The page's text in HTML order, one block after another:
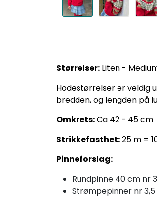
Størrelser: Liten -
Hodestørrelser er veldig
bredden, og lengden på
Omkrets:Ca 42 - 45 cm
Strikkefasthet:25 m =
Pinneforslag:
Rundpinne 40 cm nr
Strømpepinner nr 3,5